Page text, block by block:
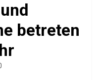
betreten